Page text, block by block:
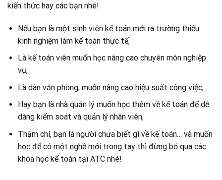
kiến thức hay các bạn nhé!
Nếu bạn là một sinh viên kế toán mới ra trường thiếu
kinh nghiệm làm kế toán thực tế,
Là kế toán viên muốn học nâng cao chuyên môn nghiệp
vụ,
Là dân văn phòng, muốn nâng cao hiệu suất công việc;
Hay bạn là nhà quản lý muốn học thêm về kế toán để dễ
dàng kiểm soát và quản lý nhân viên,
Thậm chí, bạn là người chưa biết gì về kế toán… và muốn
học để có một nghề mới trong tay thì đừng bỏ qua các
khóa học kế toán tại ATC nhé!